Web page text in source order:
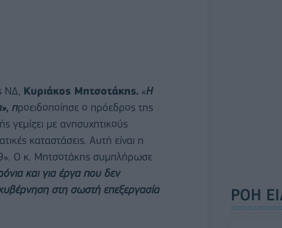
ΝΔ, Κυριάκος Μητσοτάκης. «Η
προειδοποίησε ο πρόεδρος της
γεμίζει με ανησυχητικούς
καταστάσεις. Αυτή είναι η
Ο κ. Μητσοτάκης συμπλήρωσε
και για έργα που δεν
στη σωστή επεξεργασία
ΡΟΗ